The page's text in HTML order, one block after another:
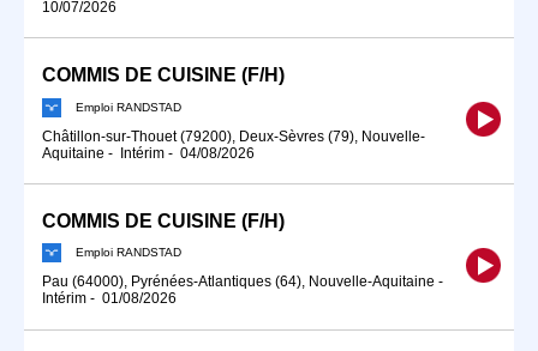
10/07/2026
COMMIS DE CUISINE (F/H)
Emploi RANDSTAD
Châtillon-sur-Thouet (79200), Deux-Sèvres (79), Nouvelle-
Aquitaine - Intérim - 04/08/2026
COMMIS DE CUISINE (F/H)
Emploi RANDSTAD
Pau (64000), Pyrénées-Atlantiques (64), Nouvelle-Aquitaine -
Intérim - 01/08/2026